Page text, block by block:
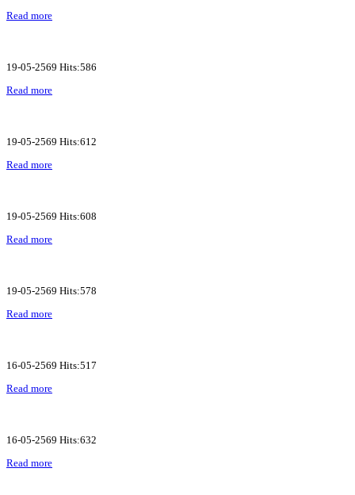
Read more
19-05-2569 Hits:586
Read more
19-05-2569 Hits:612
Read more
19-05-2569 Hits:608
Read more
19-05-2569 Hits:578
Read more
16-05-2569 Hits:517
Read more
16-05-2569 Hits:632
Read more